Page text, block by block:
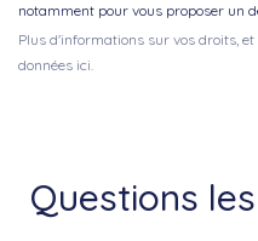
notamment pour vous proposer un
Plus d'informations sur vos droits,
données ici.
Questions